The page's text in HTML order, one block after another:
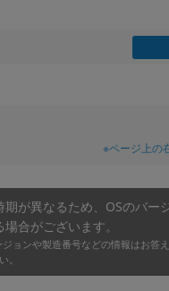
※ページ上の
期が異なるため、OSのバー
合がございます。
ョンや製造番号などの情報はお答
。
円
月 から